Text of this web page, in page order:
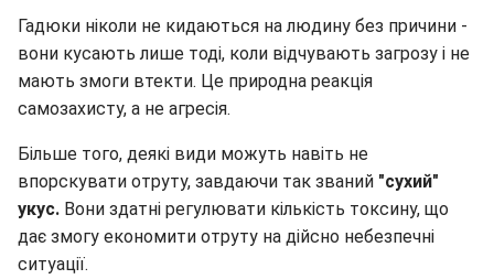
Гадюки ніколи не кидаються на людину без причини -
вони кусають лише тоді, коли відчувають загрозу і не
мають змоги втекти. Це природна реакція
самозахисту, а не агресія.
Більше того, деякі види можуть навіть не
впорскувати отруту, завдаючи так званий "сухий"
укус. Вони здатні регулювати кількість токсину, що
дає змогу економити отруту на дійсно небезпечні
ситуації.